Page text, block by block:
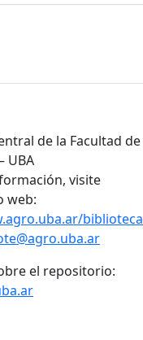
de la Facultad de
UBA
visite
web:
biblioteca
el repositorio: